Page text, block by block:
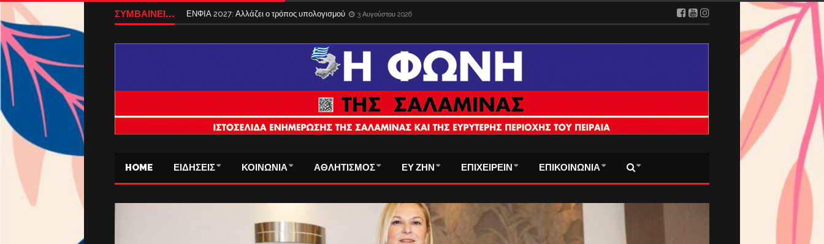
ΣΥΜΒΑΙΝΕΙ... ΕΝΦΙΑ 2027: Αλλάζει ο τρόπος υπολογισμού 3 Αυγούστου 2026
HOME ΕΙΔΗΣΕΙΣ ΚΟΙΝΩΝΙΑ ΑΘΛΗΤΙΣΜΟΣ ΕΥ ΖΗΝ ΕΠΙΧΕΙΡΕΙΝ ΕΠΙΚΟΙΝΩΝΙΑ